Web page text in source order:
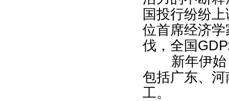
国投行纷纷
位首席经济
伐，全国GDP
新年伊
包括广东、
工。